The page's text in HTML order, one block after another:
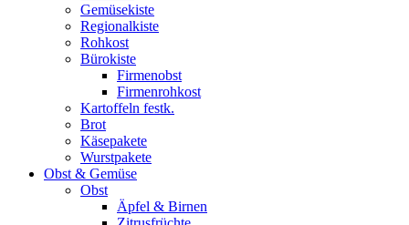
Gemüsekiste
Regionalkiste
Rohkost
Bürokiste
Firmenobst
Firmenrohkost
Kartoffeln festk.
Brot
Käsepakete
Wurstpakete
Obst & Gemüse
Obst
Äpfel & Birnen